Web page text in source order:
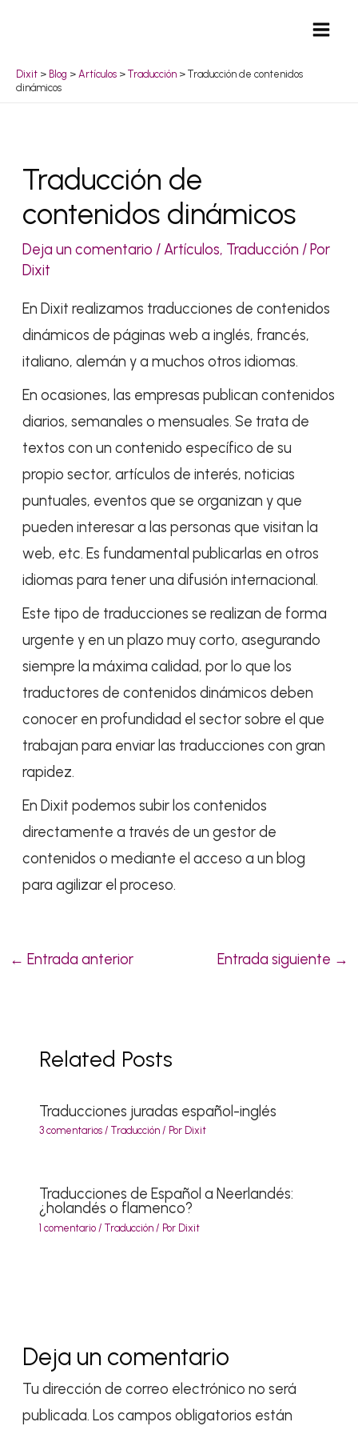
Dixit > Blog > Artículos > Traducción > Traducción de contenidos
dinámicos
Traducción de
contenidos dinámicos
Deja un comentario /Artículos, Traducción / Por
Dixit
En Dixit realizamos traducciones de contenidos
dinámicos de páginas web a inglés, francés,
italiano, alemán y a muchos otros idiomas.
En ocasiones, las empresas publican contenidos
diarios, semanales o mensuales. Se trata de
textos con un contenido específico de su
propio sector, artículos de interés, noticias
puntuales, eventos que se organizan y que
pueden interesar a las personas que visitan la
web, etc. Es fundamental publicarlas en otros
idiomas para tener una difusión internacional.
Este tipo de traducciones se realizan de forma
urgente y en un plazo muy corto, asegurando
siempre la máxima calidad, por lo que los
traductores de contenidos dinámicos deben
conocer en profundidad el sector sobre el que
trabajan para enviar las traducciones con gran
rapidez.
En Dixit podemos subir los contenidos
directamente a través de un gestor de
contenidos o mediante el acceso a un blog
para agilizar el proceso.
entradas
← Entrada anterior Entrada siguiente →
Related Posts
Traducciones juradas español-inglés
3 comentarios / Traducción/ Por Dixit
Traducciones de Español a Neerlandés:
¿holandés o flamenco?
1 comentario / Traducción/ Por Dixit
Deja un comentario
Tu dirección de correo electrónico no será
publicada. Los campos obligatorios están